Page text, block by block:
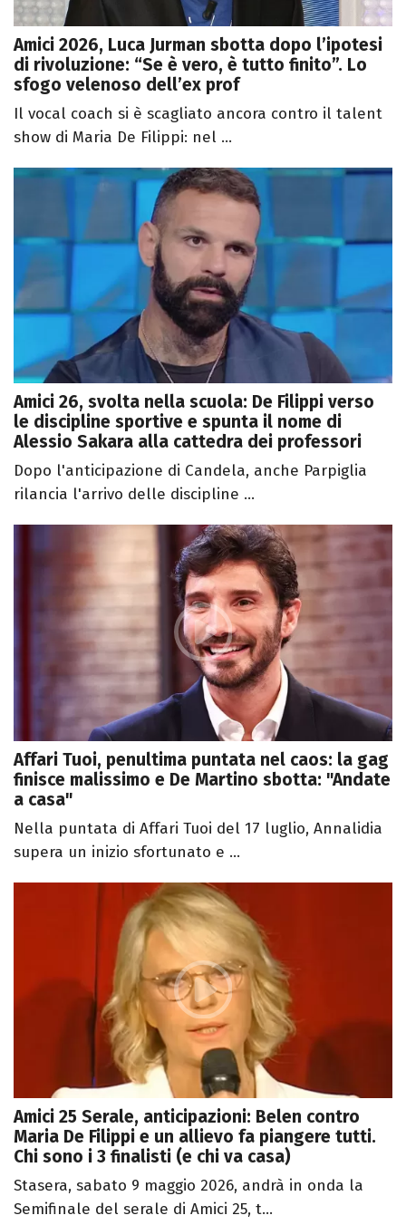
Amici 2026, Luca Jurman sbotta dopo l’ipotesi
di rivoluzione: “Se è vero, è tutto finito”. Lo
sfogo velenoso dell’ex prof
Il vocal coach si è scagliato ancora contro il talent
show di Maria De Filippi: nel ...
Amici 26, svolta nella scuola: De Filippi verso
le discipline sportive e spunta il nome di
Alessio Sakara alla cattedra dei professori
Dopo l'anticipazione di Candela, anche Parpiglia
rilancia l'arrivo delle discipline ...
Affari Tuoi, penultima puntata nel caos: la gag
finisce malissimo e De Martino sbotta: "Andate
a casa"
Nella puntata di Affari Tuoi del 17 luglio, Annalidia
supera un inizio sfortunato e ...
Amici 25 Serale, anticipazioni: Belen contro
Maria De Filippi e un allievo fa piangere tutti.
Chi sono i 3 finalisti (e chi va casa)
Stasera, sabato 9 maggio 2026, andrà in onda la
Semifinale del serale di Amici 25, t...